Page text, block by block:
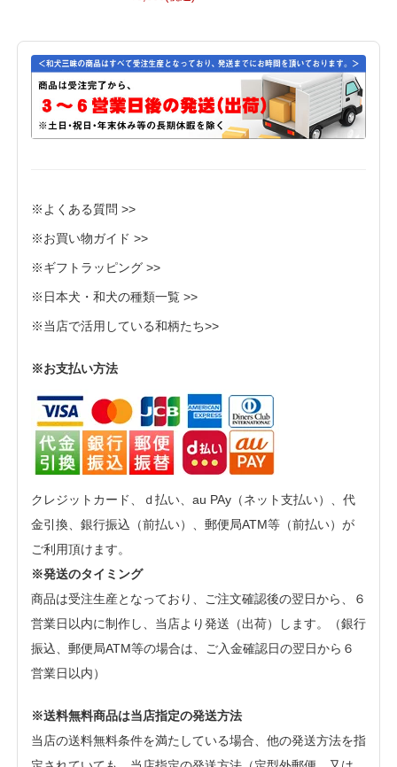
※よくある質問 >>
※お買い物ガイド >>
※ギフトラッピング >>
※日本犬・和犬の種類一覧 >>
※当店で活用している和柄たち>>
※お支払い方法
クレジットカード、ｄ払い、au PAy（ネット支払い）、代
金引換、銀行振込（前払い）、郵便局ATM等（前払い）が
ご利用頂けます。
※発送のタイミング
商品は受注生産となっており、ご注文確認後の翌日から、６
営業日以内に制作し、当店より発送（出荷）します。（銀行
振込、郵便局ATM等の場合は、ご入金確認日の翌日から６
営業日以内）
※送料無料商品は当店指定の発送方法
当店の送料無料条件を満たしている場合、他の発送方法を指